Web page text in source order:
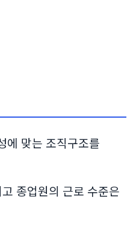
에 맞는 조직구조를
종업원의 근로 수준은